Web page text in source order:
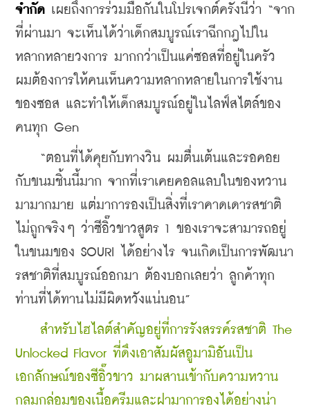
จำกัด เผยถึงการร่วมมือกันในโปรเจกต์ครั้งนี้ว่า “จาก
ที่ผ่านมา จะเห็นได้ว่าเด็กสมบูรณ์เราฉีกกฎไปใน
หลากหลายวงการ มากกว่าเป็นแค่ซอสที่อยู่ในครัว
ผมต้องการให้คนเห็นความหลากหลายในการใช้งาน
ของซอส และทำให้เด็กสมบูรณ์อยู่ในไลฟ์สไตล์ของ
คนทุก Gen
“ตอนที่ได้คุยกับทางวิน ผมตื่นเต้นและรอคอย
กับขนมชิ้นนี้มาก จากที่เราเคยคอลแลบในของหวาน
มามากมาย แต่มาการองเป็นสิ่งที่เราคาดเดารสชาติ
ไม่ถูกจริงๆ ว่าซีอิ๊วขาวสูตร 1 ของเราจะสามารถอยู่
ในขนมของ SOURI ได้อย่างไร จนเกิดเป็นการพัฒนา
รสชาติที่สมบูรณ์ออกมา ต้องบอกเลยว่า ลูกค้าทุก
ท่านที่ได้ทานไม่มีผิดหวังแน่นอน”
สำหรับไฮไลต์สำคัญอยู่ที่การรังสรรค์รสชาติ The
Unlocked Flavor ที่ดึงเอาสัมผัสอูมามิอันเป็น
เอกลักษณ์ของซีอิ๊วขาว มาผสานเข้ากับความหวาน
กลมกล่อมของเนื้อครีมและฝามาการองได้อย่างน่า